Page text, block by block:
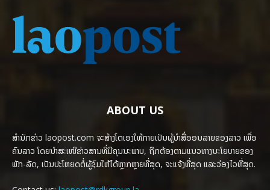
ABOUT US
ສຳນັກຂ່າວ laopost.com ຈະສ້າງໂຕເອງໃຫ້ກາຍເປັນຜູ້ນຳສື່ອອນລາຍຂອງລາວ ເພື່ອ
ຄົນລາວ ໂດຍນຳສະເໜີຂ່າວສານທີ່ມີຄຸນນະພາບ, ຖືກຕ້ອງຕາມແນວທາງນະໂຍບາຍຂອງ
ພັກ-ລັດ, ເປັນປະໂຫຍດຕໍ່ຜູ້ຊົມໃຫ້ໄດ້ຫຼາກຫຼາຍທີ່ສຸດ, ຈະແຈ້ງທີ່ສຸດ ແລະວ່ອງໄວທີ່ສຸດ.